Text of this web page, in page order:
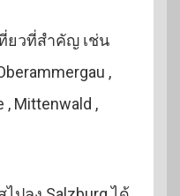
ยวที่สำคัญ เช่น
,
, Mittenwald ,